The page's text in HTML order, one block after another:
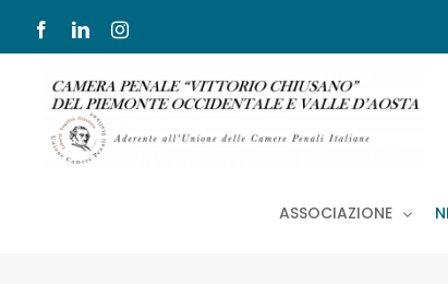
Salta
al
contenuto
FacebookLinkedInInstagram
ASSOCIAZIONE